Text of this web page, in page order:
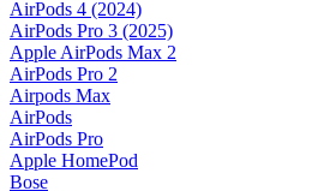
AirPods 4 (2024)
AirPods Pro 3 (2025)
Apple AirPods Max 2
AirPods Pro 2
Airpods Max
AirPods
AirPods Pro
Apple HomePod
Bose